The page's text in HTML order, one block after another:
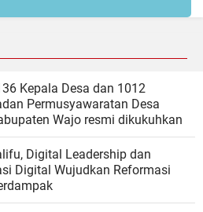
Kepala Desa dan 1012
Permusyawaratan Desa
Wajo resmi dikukuhkan
Digital Leadership dan